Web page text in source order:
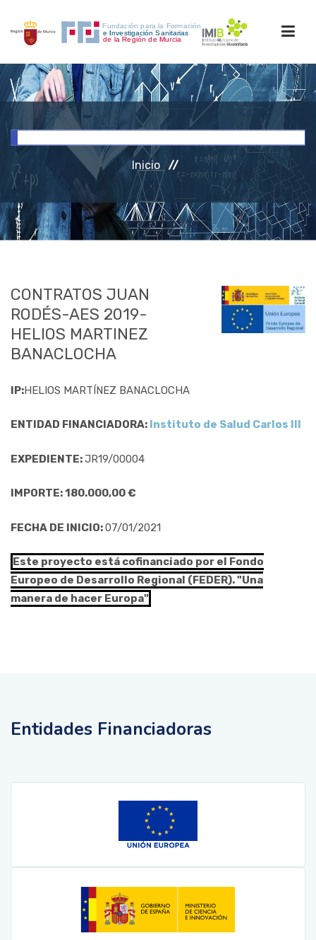
INICIO
INVESTIGACIÓN
RRHH
ACCESO PERSONAL
Inicio
CONTRATOS JUAN
RODÉS-AES 2019-
HELIOS MARTINEZ
BANACLOCHA
IP:HELIOS MARTÍNEZ BANACLOCHA
ENTIDAD FINANCIADORA: Instituto de Salud Carlos III
EXPEDIENTE:JR19/00004
IMPORTE: 180.000,00 €
FECHA DE INICIO:07/01/2021
Este proyecto está cofinanciado por el Fondo
Europeo de Desarrollo Regional (FEDER). "Una
manera de hacer Europa"
Entidades Financiadoras